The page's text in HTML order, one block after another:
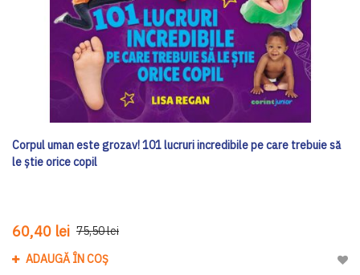
Corpul uman este grozav! 101 lucruri incredibile pe care trebuie să
le știe orice copil
60,40 lei 75,50 lei
ADAUGĂ ÎN COȘ